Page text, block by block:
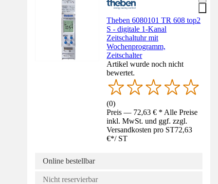
Theben 6080101 TR 608 top2
S - digitale 1-Kanal
Zeitschaltuhr mit
Wochenprogramm,
Zeitschalter
Artikel wurde noch nicht
bewertet.
(0)
Preis — 72,63 € * Alle Preise
inkl. MwSt. und ggf. zzgl.
Versandkosten pro ST72,63
€*/ ST
Online bestellbar
Nicht reservierbar